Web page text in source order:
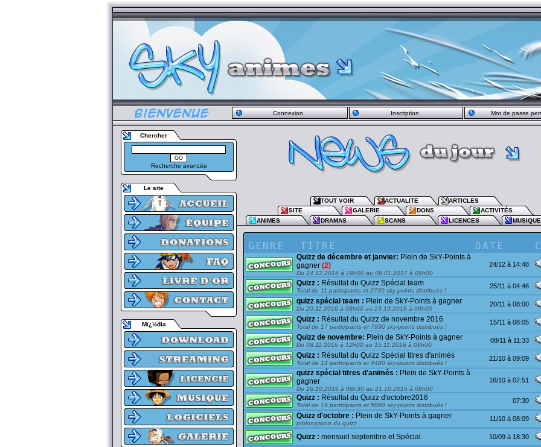
Connexion Inscription Mot de passe
Chercher
Recherche avancée
Le site
Mï¿½dia
TOUT VOIR ACTUALITE
ARTICLES
SITE
GALERIE DONS
ACTIVITÉS
ANIMES
DRAMAS SCANS LICENCES
Quizz de décembre et janvier: Plein de SkY-Points à
gagner (2)
Du 24.12.2016 à 19h00 au 09.01.2017 à 09h00
24/12 à 14:48
Quizz : Résultat du Quizz Spécial team
Total de 11 participants et 2730 sky-points distribués !
25/11 à 04:46
quizz spécial team : Plein de SkY-Points à gagner
Du 20.11.2016 à 08h00 au 23.10.2016 à 09h00
20/11 à 08:00
Quizz : Résultat du Quizz de novembre 2016
Total de 17 participants et 7990 sky-points distribués !
15/11 à 08:05
Quizz de novembre: Plein de SkY-Points à gagner
Du 08.11.2016 à 12h00 au 15.11.2016 à 08h00
08/11 à 11:33
Quizz : Résultat du Quizz Spécial titres d'animés
Total de 14 participants et 4480 sky-points distribués !
21/10 à 09:09
quizz spécial titres d'animés : Plein de SkY-Points à
gagner
Du 16.10.2016 à 08h30 au 21.10.2016 à 08h00
16/10 à 07:51
Quizz : Résultat du Quizz d'octobre2016
Total de 19 participants et 5960 sky-points distribués !
07:30
Quizz d'octobre : Plein de SkY-Points à gagner
prolongation du quizz
11/10 à 08:09
Quizz : mensuel septembre et Spécial 10/09 à 18:30